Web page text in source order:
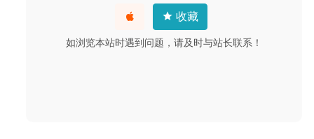
收藏
如浏览本站时遇到问题，请及时与站长联系！
Moneyspire 2026.0.9-个人理财软件 2026-02-04